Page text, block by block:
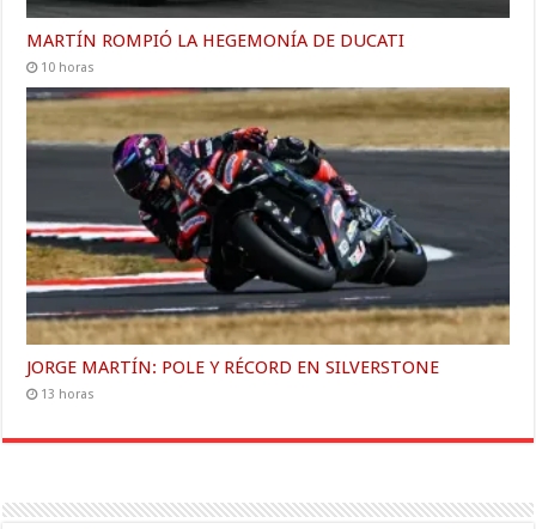
MARTÍN ROMPIÓ LA HEGEMONÍA DE DUCATI
10 horas
JORGE MARTÍN: POLE Y RÉCORD EN SILVERSTONE
13 horas